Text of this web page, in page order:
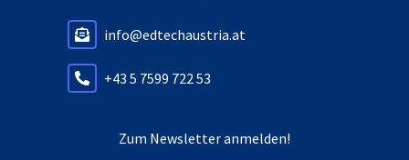
info@edtechaustria.at
+43 5 7599 722 53
Zum Newsletter anmelden!